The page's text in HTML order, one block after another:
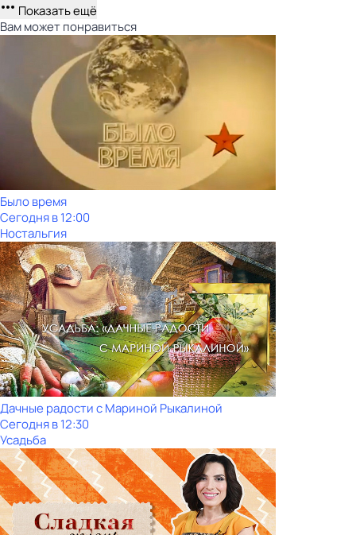
Показать ещё
Вам может понравиться
Было время
Сегодня в 12:00
Ностальгия
Дачные радости с Мариной Рыкалиной
Сегодня в 12:30
Усадьба